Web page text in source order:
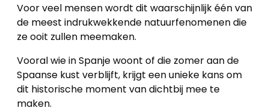
Voor veel mensen wordt dit waarschijnlijk één van
de meest indrukwekkende natuurfenomenen die
ze ooit zullen meemaken.
Vooral wie in Spanje woont of die zomer aan de
Spaanse kust verblijft, krijgt een unieke kans om
dit historische moment van dichtbij mee te
maken.